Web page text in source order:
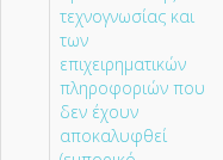
τεχνογνωσίας και
των
επιχειρηματικών
πληροφοριών που
δεν έχουν
αποκαλυφθεί